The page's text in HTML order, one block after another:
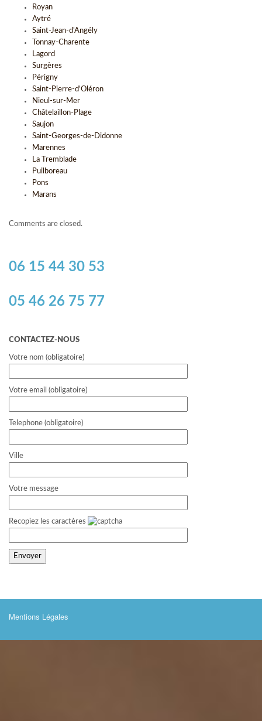
Royan
Aytré
Saint-Jean-d'Angély
Tonnay-Charente
Lagord
Surgères
Périgny
Saint-Pierre-d'Oléron
Nieul-sur-Mer
Châtelaillon-Plage
Saujon
Saint-Georges-de-Didonne
Marennes
La Tremblade
Puilboreau
Pons
Marans
Comments are closed.
06 15 44 30 53
05 46 26 75 77
CONTACTEZ-NOUS
Votre nom (obligatoire)
Votre email (obligatoire)
Telephone (obligatoire)
Ville
Votre message
Recopiez les caractères
Mentions Légales